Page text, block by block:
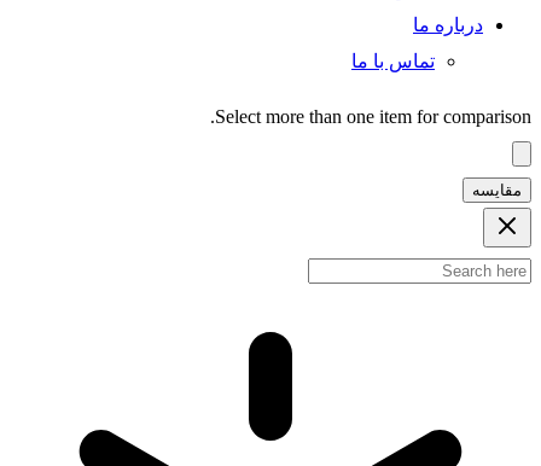
درباره ما
تماس با ما
Select more than one item for comparison.
مقایسه